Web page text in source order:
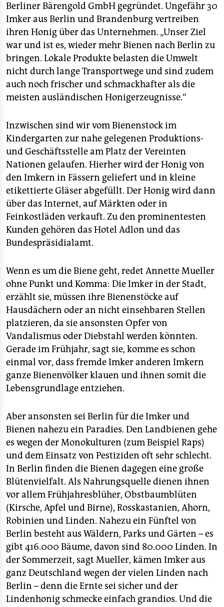
Berliner Bärengold GmbH gegründet. Ungefähr 30
Imker aus Berlin und Brandenburg vertreiben
ihren Honig über das Unternehmen. „Unser Ziel
war und ist es, wieder mehr Bienen nach Berlin zu
bringen. Lokale Produkte belasten die Umwelt
nicht durch lange Transportwege und sind zudem
auch noch frischer und schmackhafter als die
meisten ausländischen Honigerzeugnisse.“
Inzwischen sind wir vom Bienenstock im
Kindergarten zur nahe gelegenen Produktions-
und Geschäftsstelle am Platz der Vereinten
Nationen gelaufen. Hierher wird der Honig von
den Imkern in Fässern geliefert und in kleine
etikettierte Gläser abgefüllt. Der Honig wird dann
über das Internet, auf Märkten oder in
Feinkostläden verkauft. Zu den prominentesten
Kunden gehören das Hotel Adlon und das
Bundespräsidialamt.
Wenn es um die Biene geht, redet Annette Mueller
ohne Punkt und Komma: Die Imker in der Stadt,
erzählt sie, müssen ihre Bienenstöcke auf
Hausdächern oder an nicht einsehbaren Stellen
platzieren, da sie ansonsten Opfer von
Vandalismus oder Diebstahl werden könnten.
Gerade im Frühjahr, sagt sie, komme es schon
einmal vor, dass fremde Imker anderen Imkern
ganze Bienenvölker klauen und ihnen somit die
Lebensgrundlage entziehen.
Aber ansonsten sei Berlin für die Imker und
Bienen nahezu ein Paradies. Den Landbienen gehe
es wegen der Monokulturen (zum Beispiel Raps)
und dem Einsatz von Pestiziden oft sehr schlecht.
In Berlin finden die Bienen dagegen eine große
Blütenvielfalt. Als Nahrungsquelle dienen ihnen
vor allem Frühjahresblüher, Obstbaumblüten
(Kirsche, Apfel und Birne), Rosskastanien, Ahorn,
Robinien und Linden. Nahezu ein Fünftel von
Berlin besteht aus Wäldern, Parks und Gärten – es
gibt 416.000 Bäume, davon sind 80.000 Linden. In
der Sommerzeit, sagt Mueller, kämen Imker aus
ganz Deutschland wegen der vielen Linden nach
Berlin – denn die Ernte sei sicher und der
Lindenhonig schmecke einfach grandios. Und die